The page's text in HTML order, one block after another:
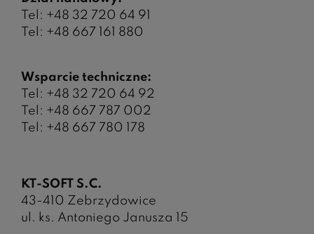
Tel: +48 32 720 64 91
Tel: +48 667 161 880
Wsparcie techniczne:
Tel: +48 32 720 64 92
Tel: +48 667 787 002
Tel: +48 667 780 178
KT-SOFT S.C.
43-410 Zebrzydowice
ul. ks. Antoniego Janusza 15